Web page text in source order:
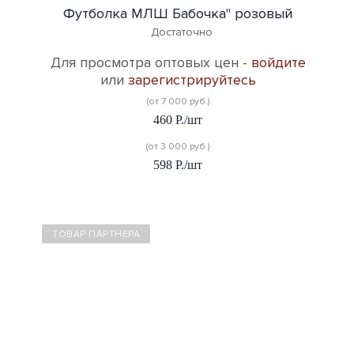
Футболка МЛШ Бабочка" розовый
Достаточно
Для просмотра оптовых цен - войдите
или зарегистрируйтесь
(от 7 000 руб.)
460 Р./шт
(от 3 000 руб.)
598 Р./шт
ТОВАР ПАРТНЕРА